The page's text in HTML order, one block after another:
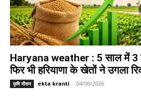
Haryana weather : 5 साल में 3
फिर भी हरियाणा के खेतों ने उगला
कृषि मौसम ekta kranti - 04/06/2026